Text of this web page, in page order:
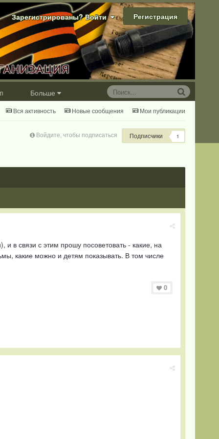
Зарегистрированы? Войти Регистрация
Больше
Вся активность Новые сообщения Мои публикации
Войдите, чтобы подписаться Подписчики 1
в связи с этим прошу посоветовать - какие, на
какие можно и детям показывать. В том числе
0